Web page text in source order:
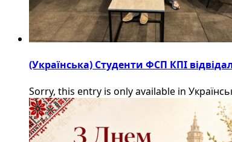
(Українська) Студенти ФСП КПІ
Sorry, this entry is only available in